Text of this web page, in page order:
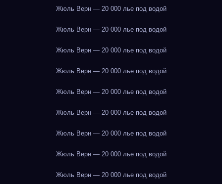
Жюль Верн — 20 000 лье под водой
Жюль Верн — 20 000 лье под водой
Жюль Верн — 20 000 лье под водой
Жюль Верн — 20 000 лье под водой
Жюль Верн — 20 000 лье под водой
Жюль Верн — 20 000 лье под водой
Жюль Верн — 20 000 лье под водой
Жюль Верн — 20 000 лье под водой
Жюль Верн — 20 000 лье под водой